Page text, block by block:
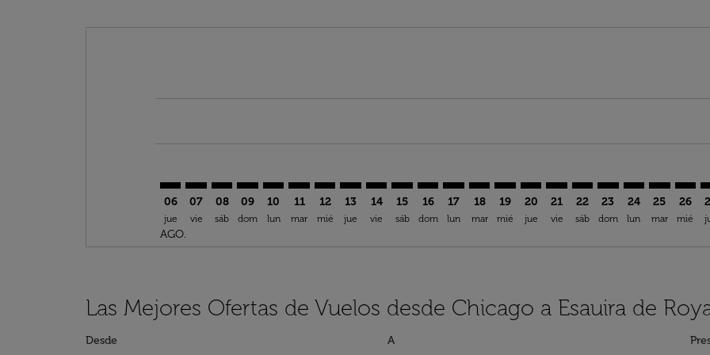
06
jue
AGO.
07
vie
08
sáb
09
dom
10
lun
11
mar
12
mié
13
jue
14
vie
15
sáb
16
dom
17
lun
18
mar
ORD–ESU: cmp-view-offers-
19
mié
ORD–ESU: cmp-view-offers-
20
jue
ORD–ESU: cmp-view-
21
vie
ORD–ESU: cmp-view-
22
sáb
ORD–ESU: cmp-
23
dom
ORD–ESU:
24
lun
25
mar
26
mié
Las Mejores Ofertas de Vuelos desde Chicago a Esauira de
Desde A